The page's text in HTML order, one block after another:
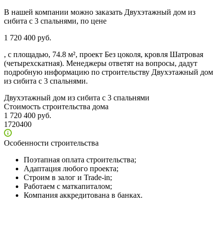
В нашей компании можно заказать Двухэтажный дом из
сибита с 3 спальнями, по цене
1 720 400 руб.
, с площадью, 74.8 м², проект Без цоколя, кровля Шатровая
(четырехскатная). Менеджеры ответят на вопросы, дадут
подробную информацию по строительству Двухэтажный дом
из сибита с 3 спальнями.
Двухэтажный дом из сибита с 3 спальнями
Стоимость строительства дома
1 720 400 руб.
1720400
Особенности строительства
Поэтапная оплата строительства;
Адаптация любого проекта;
Строим в залог и Trade-in;
Работаем с маткапиталом;
Компания аккредитована в банках.